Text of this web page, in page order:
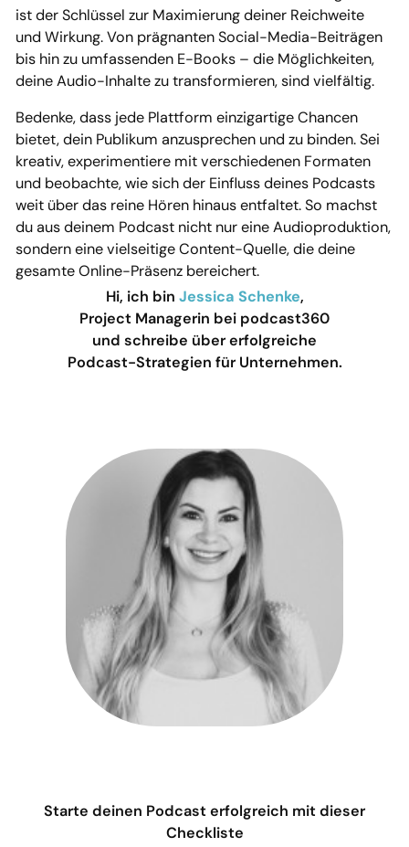
ist der Schlüssel zur Maximierung deiner Reichweite
und Wirkung. Von prägnanten Social-Media-Beiträgen
bis hin zu umfassenden E-Books – die Möglichkeiten,
deine Audio-Inhalte zu transformieren, sind vielfältig.
Bedenke, dass jede Plattform einzigartige Chancen
bietet, dein Publikum anzusprechen und zu binden. Sei
kreativ, experimentiere mit verschiedenen Formaten
und beobachte, wie sich der Einfluss deines Podcasts
weit über das reine Hören hinaus entfaltet. So machst
du aus deinem Podcast nicht nur eine Audioproduktion,
sondern eine vielseitige Content-Quelle, die deine
gesamte Online-Präsenz bereichert.
Hi, ich bin Jessica Schenke,
Project Managerin bei podcast360
und schreibe über erfolgreiche
Podcast-Strategien für Unternehmen.
Starte deinen Podcast erfolgreich mit dieser
Checkliste